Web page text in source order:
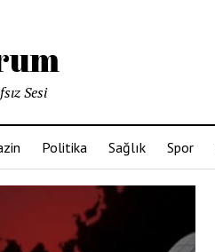
Sesi
Politika Sağlık Spor